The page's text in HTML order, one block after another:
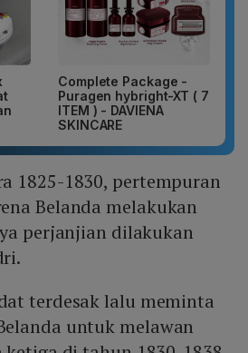
Complete Package -
Puragen hybright-XT ( 7
ITEM ) - DAVIENA
SKINCARE
1825-1830, pertempuran
Belanda melakukan
perjanjian dilakukan
terdesak lalu meminta
untuk melawan